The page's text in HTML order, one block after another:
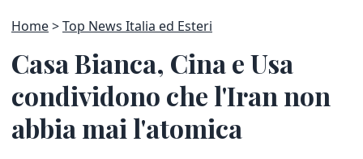
Home Top News Italia ed Esteri
Casa Bianca, Cina e Usa
condividono che l'Iran non
abbia mai l'atomica